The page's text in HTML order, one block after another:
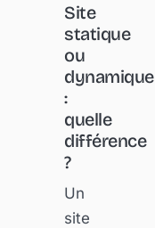
Site
statique
ou
dynamique
:
quelle
différence
?
Un
site